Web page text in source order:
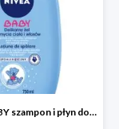
NIVEA BABY szampon i płyn do kąpieli dla dziecka